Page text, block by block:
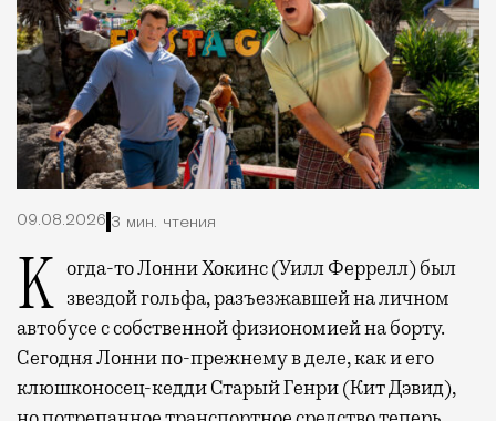
09.08.2026 3 мин. чтения
Когда-то Лонни Хокинс (Уилл Феррелл) был звездой гольфа, разъезжавшей на личном
автобусе с собственной физиономией на борту.
Сегодня Лонни по-прежнему в деле, как и его
клюшконосец-кедди Старый Генри (Кит Дэвид),